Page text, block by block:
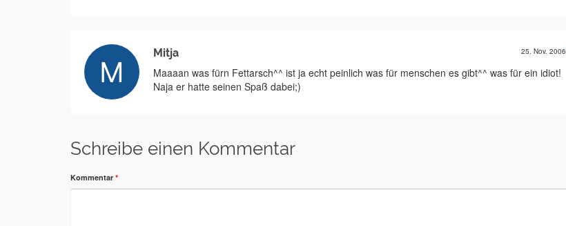
Mitja 25. Nov. 2006
Maaaan was fürn Fettarsch^^ ist ja echt peinlich was für menschen es gibt^^ was für ein idiot!
Naja er hatte seinen Spaß dabei;)
Schreibe einen Kommentar
Kommentar *